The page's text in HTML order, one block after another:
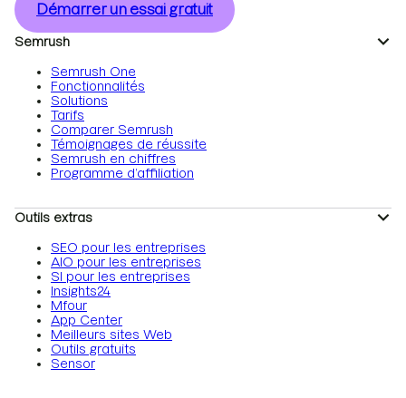
Démarrer un essai gratuit
Semrush
Semrush One
Fonctionnalités
Solutions
Tarifs
Comparer Semrush
Témoignages de réussite
Semrush en chiffres
Programme d’affiliation
Outils extras
SEO pour les entreprises
AIO pour les entreprises
SI pour les entreprises
Insights24
Mfour
App Center
Meilleurs sites Web
Outils gratuits
Sensor